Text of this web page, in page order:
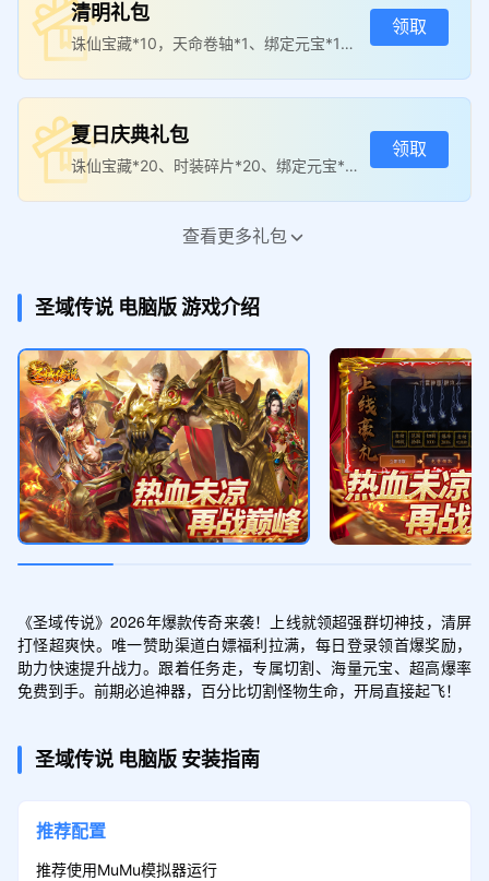
清明礼包
诛仙宝藏*10，天命卷轴*1、绑定元宝*100
万
领取
夏日庆典礼包
诛仙宝藏*20、时装碎片*20、绑定元宝*1
00万
领取
1元充值卷*10、祈福令*5、绑定元宝*50
万
端午节LV5礼包
灵石*10、祈福令*10、绑定元宝*100万
领取
端午节礼包
领取
专属称号礼包
哥只是传说[称号]*1
领取
1元充值卷*5、绑定元宝*100万、书页*10
查看更多礼包
圣域传说 电脑版游戏介绍
《圣域传说》2026年爆款传奇来袭！上线就领超强群切神技，清屏
打怪超爽快。唯一赞助渠道白嫖福利拉满，每日登录领首爆奖励，
助力快速提升战力。跟着任务走，专属切割、海量元宝、超高爆率
免费到手。前期必追神器，百分比切割怪物生命，开局直接起飞！
圣域传说 电脑版 安装指南
推荐配置
推荐使用MuMu模拟器运行